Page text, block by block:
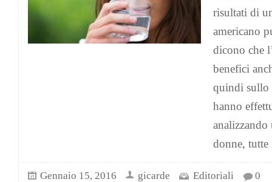
risultati di
americano
dicono che
benefici
quindi sullo
hanno
donne, tutte
Gennaio 15, 2016 gicarde Editoriali 0